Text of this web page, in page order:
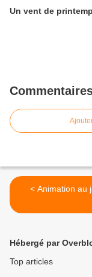
Un vent de
< Animation au
Hébergé par
Top articles